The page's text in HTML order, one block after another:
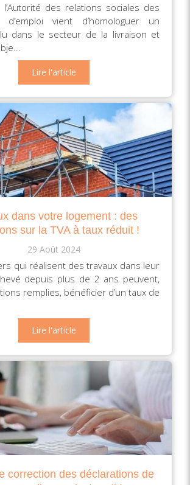
l’Autorité des relations sociales des
d’emploi vient d’homologuer un
dans le secteur de la livraison et
Lire l'article
dans votre logement : des
sur la TVA à taux réduit !
29 Août 2024
qui réalisent des travaux dans leur
depuis plus de 2 ans peuvent,
remplies, bénéficier d’un taux de
Lire l'article
correction des déclarations de